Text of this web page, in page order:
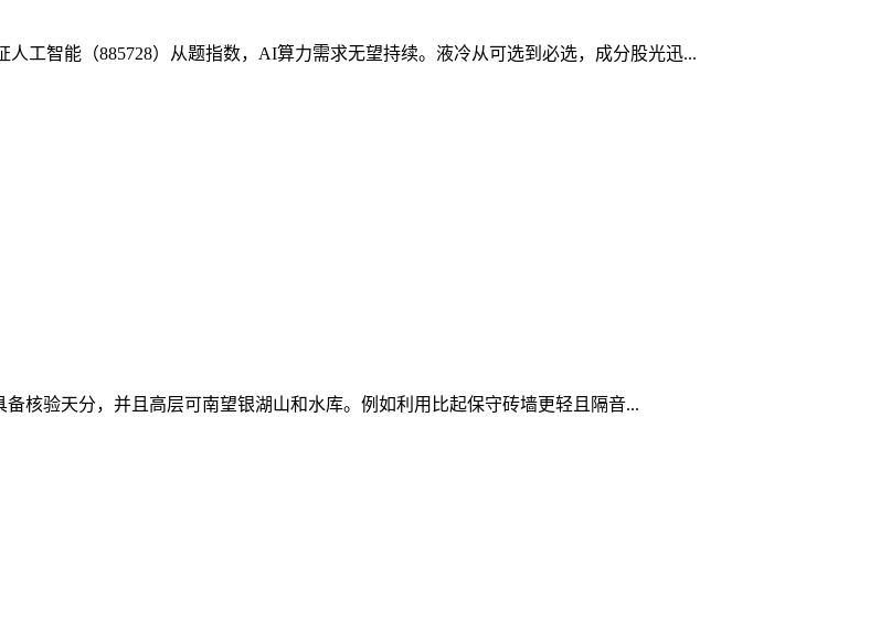
工智能（885728）从题指数，AI算力需求无望持续。液冷从可选到必选，成分股光迅...
核验天分，并且高层可南望银湖山和水库。例如利用比起保守砖墙更轻且隔音...